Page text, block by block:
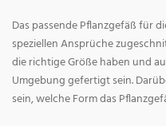
Das passende Pflanzgefäß für
speziellen Ansprüche
die richtige Größe haben und
Umgebung gefertigt sein.
sein, welche Form das